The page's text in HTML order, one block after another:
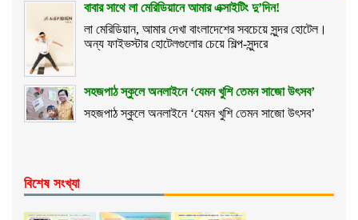
বাবার সাথে লা মেরিডিয়ানে আমার এক্সাইটিং দু’দিন!
লা মেরিডিয়ান, আমার দেখা বাংলাদেশের সবচেয়ে সুন্দর হোটেল।
অন্য ফাইভস্টার হোটেলগুলোর চেয়ে শিল্প-সুন্দরে
সহজপাঠ স্কুলে অনলাইনে ‘যেমন খুশি তেমন সাজো উৎসব’
সহজপাঠ স্কুলে অনলাইনে ‘যেমন খুশি তেমন সাজো উৎসব’
বিশেষ সংখ্যা